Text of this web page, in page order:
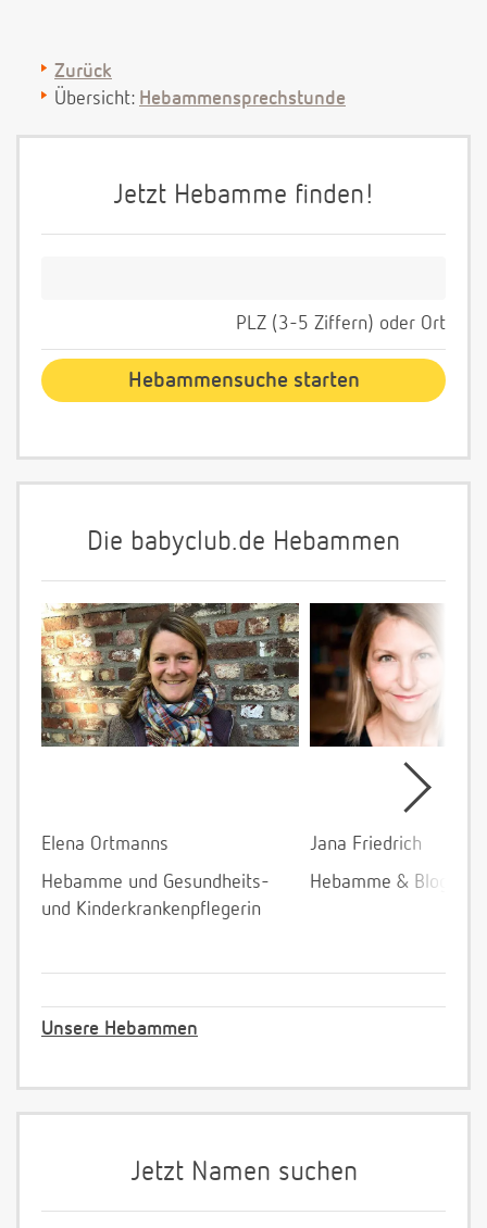
Zurück
Übersicht: Hebammensprechstunde
Jetzt Hebamme finden!
PLZ (3-5 Ziffern) oder Ort
Die babyclub.de Hebammen
Elena Ortmanns
Hebamme und Gesundheits-
und Kinderkrankenpflegerin
Jana Friedrich
Hebamme &
Unsere Hebammen
Jetzt Namen suchen